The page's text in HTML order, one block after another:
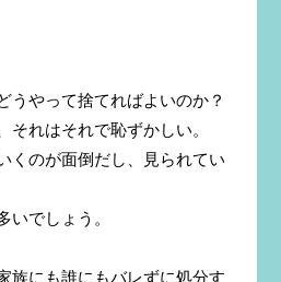
うやって捨てればよいのか？
それはそれで恥ずかしい。
くのが面倒だし、見られてい
いでしょう。
族にも誰にもバレずに処分す